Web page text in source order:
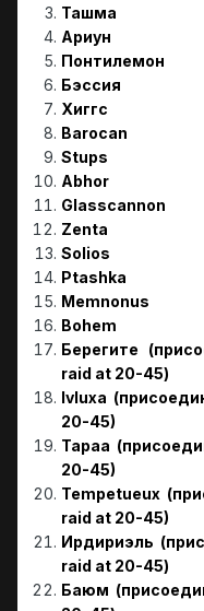
Ташма
Ариун
Понтилемон
Бэссия
Хиггс
Barocan
Stups
Abhor
Glasscannon
Zenta
Solios
Ptashka
Memnonus
Bohem
Берегите
raid at 20-45)
Ivluxa
20-45)
Tapaa
20-45)
Tempetueux
raid at 20-45)
Ирдириэль
raid at 20-45)
Баюм